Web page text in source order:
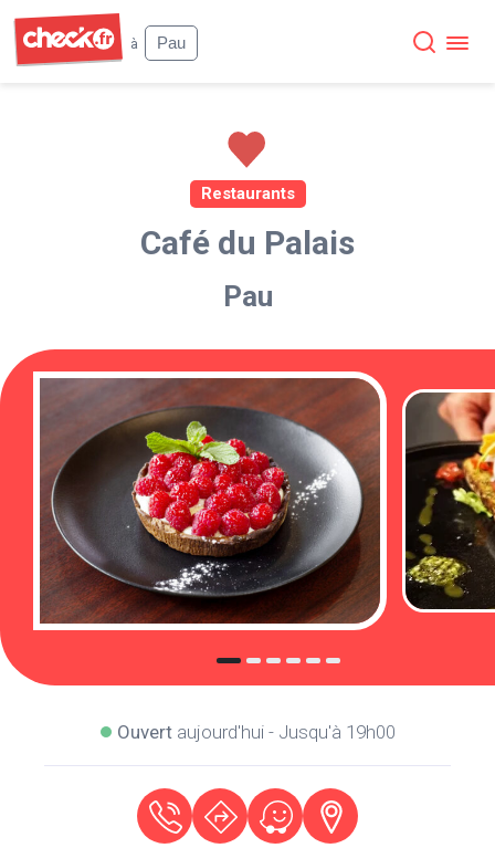
à
Pau
Restaurants
Café du Palais
Pau
Ouvertaujourd'hui - Jusqu'à 19h00